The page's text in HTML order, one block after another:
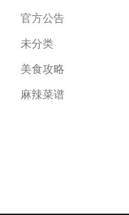
官方公告
未分类
美食攻略
麻辣菜谱